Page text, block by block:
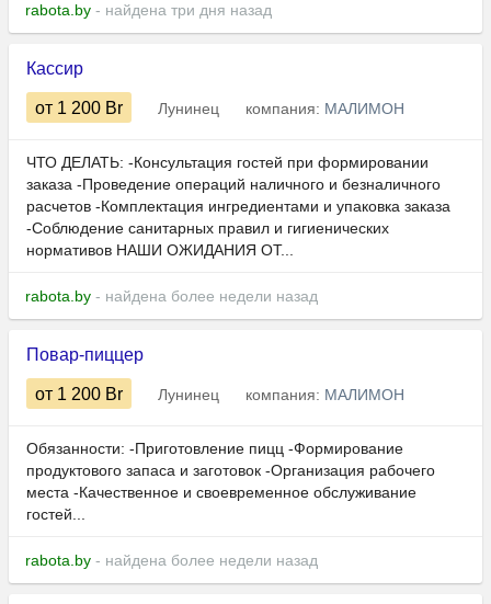
rabota.by - найдена три дня назад
Кассир
от 1 200 Br Лунинец компания: МАЛИМОН
ЧТО ДЕЛАТЬ: -Консультация гостей при формировании
заказа -Проведение операций наличного и безналичного
расчетов -Комплектация ингредиентами и упаковка заказа
-Соблюдение санитарных правил и гигиенических
нормативов НАШИ ОЖИДАНИЯ ОТ...
rabota.by - найдена более недели назад
Повар-пиццер
от 1 200 Br Лунинец компания: МАЛИМОН
Обязанности: -Приготовление пицц -Формирование
продуктового запаса и заготовок -Организация рабочего
места -Качественное и своевременное обслуживание
гостей...
rabota.by - найдена более недели назад